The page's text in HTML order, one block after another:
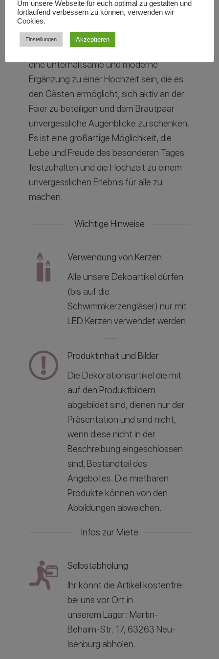
kann problemlos in die
Hochzeitsdekoration integriert werden.
Insgesamt kann ein Gästebuchtelefon
eine unterhaltsame und moderne
Ergänzung zu einer Hochzeit sein, die es
den Gästen ermöglicht, sich aktiv an der
Feier zu beteiligen und dem Brautpaar
unvergessliche Augenblicke zu schenken.
Es ist eine großartige Möglichkeit, die
Liebe und Freude des besonderen Tages
festzuhalten und die Hochzeit zu einem
unvergesslichen Erlebnis für alle zu
machen.
Wichtige Hinweise
Verwendung von Kerzen
Alle unsere Dekoartikel dürfen
(bis auf die
Schwimmkerzengläser) nur mit
LED Kerzen verwendet werden.
Produktinhalt und Bilder
Die Dekorationsartikel die mit
auf den Produktbildern
abgebildet sind, dienen nur der
Präsentation und sind nicht,
wenn diese nicht in der
Beschreibung eingeschlossen
sind, Bestandteil des
Angebotes. Die mietbaren
Produkte können von den
Abbildungen abweichen.
Infos zur Miete
Selbstabholung
Ihr könnt die Artikel kostenfrei
bei uns vor Ort in
unserem Lager: Martin-
Behaim-Str. 17, 63263 Neu-
Isenburg abholen.
Um unsere Webseite für euch optimal zu gestalten und
fortlaufend verbessern zu können, verwenden wir
Cookies.
Einstellungen Akzeptieren